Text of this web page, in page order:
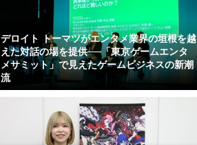
デロイト トーマツがエンタメ業界の垣根を越
えた対話の場を提供──「東京ゲームエンタ
メサミット」で見えたゲームビジネスの新潮
流